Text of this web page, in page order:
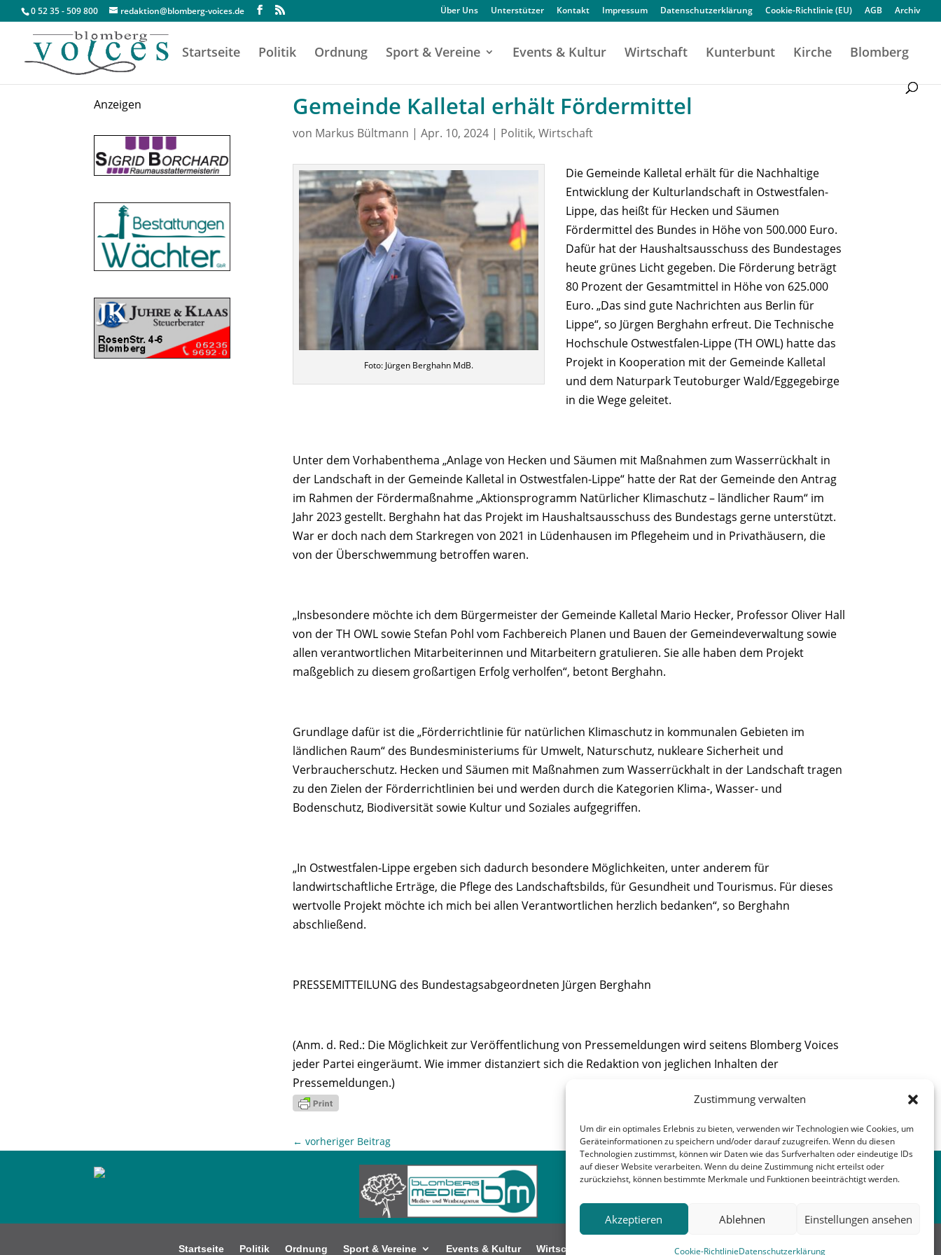
Zustimmung verwalten
Um dir ein optimales Erlebnis zu bieten, verwenden wir Technologien wie Cookies, um
Geräteinformationen zu speichern und/oder darauf zuzugreifen. Wenn du diesen
Technologien zustimmst, können wir Daten wie das Surfverhalten oder eindeutige IDs
auf dieser Website verarbeiten. Wenn du deine Zustimmung nicht erteilst oder
zurückziehst, können bestimmte Merkmale und Funktionen beeinträchtigt werden.
Akzeptieren Ablehnen Einstellungen ansehen
Cookie-RichtlinieDatenschutzerklärung
0 52 35 - 509 800 redaktion@blomberg-voices.de Über Uns Unterstützer Kontakt Impressum Datenschutzerklärung Cookie-Richtlinie (EU) AGB Archiv
Startseite Politik Ordnung Sport & Vereine Events & Kultur Wirtschaft Kunterbunt Kirche Blomberg
Anzeigen Gemeinde Kalletal erhält Fördermittel
von Markus Bültmann | Apr. 10, 2024| Politik, Wirtschaft
Foto: Jürgen Berghahn MdB.
Die Gemeinde Kalletal erhält für die Nachhaltige
Entwicklung der Kulturlandschaft in Ostwestfalen-
Lippe, das heißt für Hecken und Säumen
Fördermittel des Bundes in Höhe von 500.000 Euro.
Dafür hat der Haushaltsausschuss des Bundestages
heute grünes Licht gegeben. Die Förderung beträgt
80 Prozent der Gesamtmittel in Höhe von 625.000
Euro. „Das sind gute Nachrichten aus Berlin für
Lippe“, so Jürgen Berghahn erfreut. Die Technische
Hochschule Ostwestfalen-Lippe (TH OWL) hatte das
Projekt in Kooperation mit der Gemeinde Kalletal
und dem Naturpark Teutoburger Wald/Eggegebirge
in die Wege geleitet.
Unter dem Vorhabenthema „Anlage von Hecken und Säumen mit Maßnahmen zum Wasserrückhalt in
der Landschaft in der Gemeinde Kalletal in Ostwestfalen-Lippe“ hatte der Rat der Gemeinde den Antrag
im Rahmen der Fördermaßnahme „Aktionsprogramm Natürlicher Klimaschutz – ländlicher Raum“ im
Jahr 2023 gestellt. Berghahn hat das Projekt im Haushaltsausschuss des Bundestags gerne unterstützt.
War er doch nach dem Starkregen von 2021 in Lüdenhausen im Pflegeheim und in Privathäusern, die
von der Überschwemmung betroffen waren.
„Insbesondere möchte ich dem Bürgermeister der Gemeinde Kalletal Mario Hecker, Professor Oliver Hall
von der TH OWL sowie Stefan Pohl vom Fachbereich Planen und Bauen der Gemeindeverwaltung sowie
allen verantwortlichen Mitarbeiterinnen und Mitarbeitern gratulieren. Sie alle haben dem Projekt
maßgeblich zu diesem großartigen Erfolg verholfen“, betont Berghahn.
Grundlage dafür ist die „Förderrichtlinie für natürlichen Klimaschutz in kommunalen Gebieten im
ländlichen Raum“ des Bundesministeriums für Umwelt, Naturschutz, nukleare Sicherheit und
Verbraucherschutz. Hecken und Säumen mit Maßnahmen zum Wasserrückhalt in der Landschaft tragen
zu den Zielen der Förderrichtlinien bei und werden durch die Kategorien Klima-, Wasser- und
Bodenschutz, Biodiversität sowie Kultur und Soziales aufgegriffen.
„In Ostwestfalen-Lippe ergeben sich dadurch besondere Möglichkeiten, unter anderem für
landwirtschaftliche Erträge, die Pflege des Landschaftsbilds, für Gesundheit und Tourismus. Für dieses
wertvolle Projekt möchte ich mich bei allen Verantwortlichen herzlich bedanken“, so Berghahn
abschließend.
PRESSEMITTEILUNG des Bundestagsabgeordneten Jürgen Berghahn
(Anm. d. Red.: Die Möglichkeit zur Veröffentlichung von Pressemeldungen wird seitens Blomberg Voices
jeder Partei eingeräumt. Wie immer distanziert sich die Redaktion von jeglichen Inhalten der
Pressemeldungen.)
← vorheriger Beitrag nächster Beitrag→
Startseite Politik Ordnung Sport & Vereine Events & Kultur Wirtschaft Kirche Blomberg